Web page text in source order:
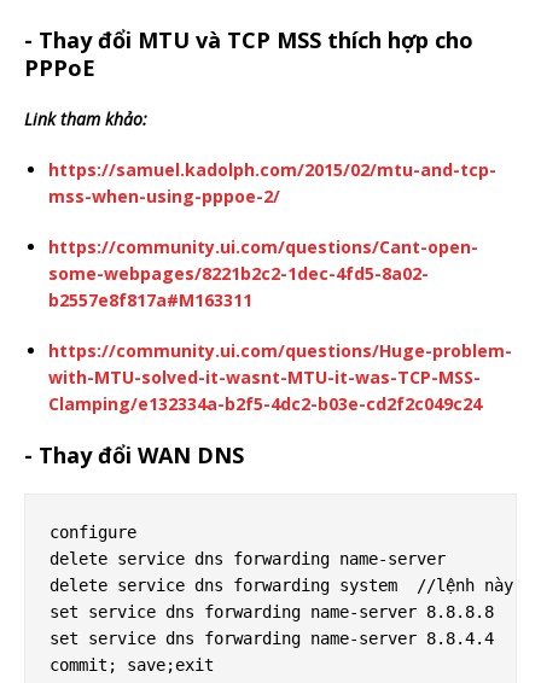
- Thay đổi MTU và TCP MSS thích hợp cho
PPPoE
Link tham khảo:
https://samuel.kadolph.com/2015/02/mtu-and-tcp-
mss-when-using-pppoe-2/
https://community.ui.com/questions/Cant-open-
some-webpages/8221b2c2-1dec-4fd5-8a02-
b2557e8f817a#M163311
https://community.ui.com/questions/Huge-problem-
with-MTU-solved-it-wasnt-MTU-it-was-TCP-MSS-
Clamping/e132334a-b2f5-4dc2-b03e-cd2f2c049c24
- Thay đổi WAN DNS
configure
delete service dns forwarding name-server
delete service dns forwarding system  //lệnh này
set service dns forwarding name-server 8.8.8.8
set service dns forwarding name-server 8.8.4.4